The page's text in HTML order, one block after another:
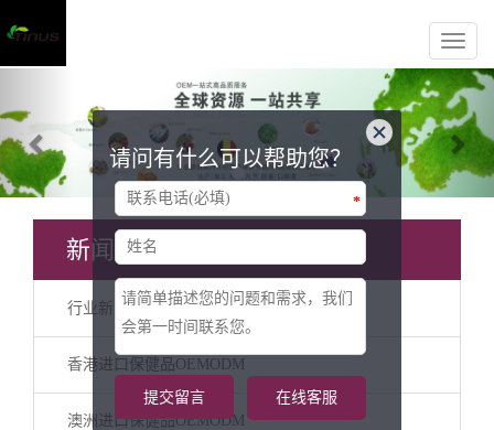
新闻分类
行业新闻
香港进口保健品OEMODM
澳洲进口保健品OEMODM
请问有什么可以帮助您？
*
提交留言 在线客服